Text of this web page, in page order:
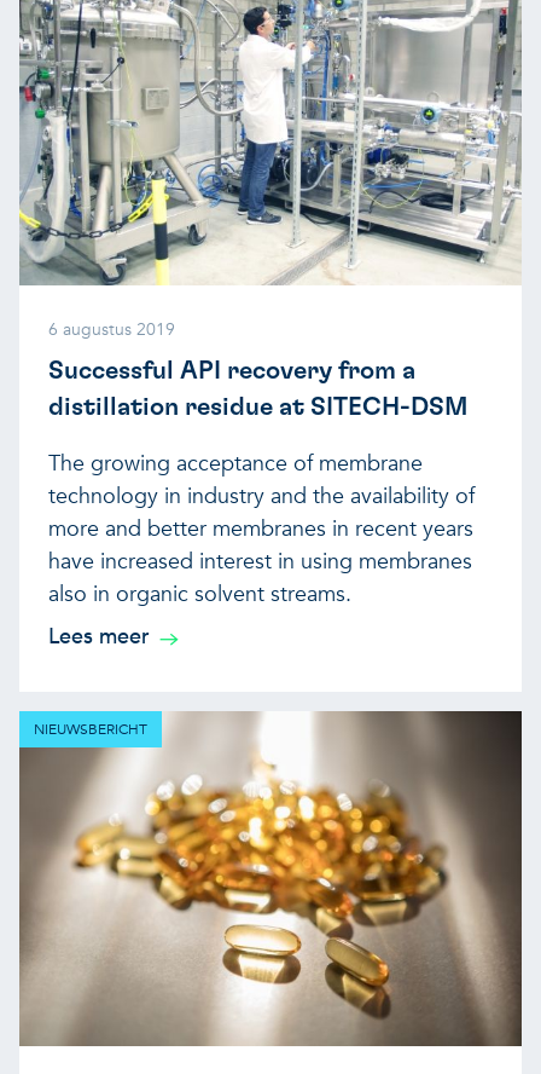
6 augustus 2019
Successful API recovery from a
distillation residue at SITECH-DSM
The growing acceptance of membrane
technology in industry and the availability of
more and better membranes in recent years
have increased interest in using membranes
also in organic solvent streams.
Lees meer
NIEUWSBERICHT